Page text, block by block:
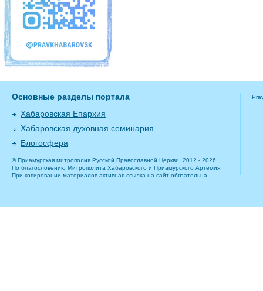
Основные разделы портала
Хабаровская Епархия
Хабаровская духовная семинария
Блогосфера
© Приамурская митрополия Русской Православной Церкви, 2012 - 2026
По благословению Митрополита Хабаровского и Приамурского Артемия.
При копировании материалов активная ссылка на сайт обязательна.